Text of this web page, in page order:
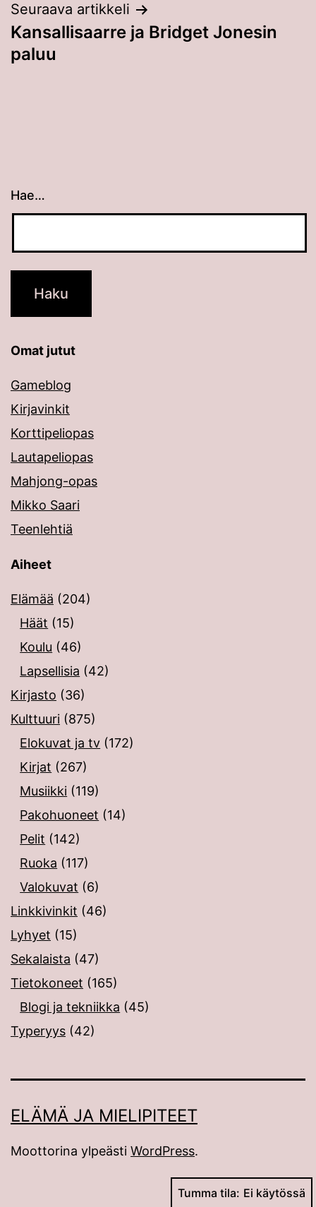
Seuraava artikkeli
Kansallisaarre ja Bridget Jonesin
paluu
Hae…
Kun tuloksia tulee, voit selata niitä
Omat jutut
Gameblog
Kirjavinkit
Korttipeliopas
Lautapeliopas
Mahjong-opas
Mikko Saari
Teenlehtiä
Aiheet
Elämää (204)
Häät (15)
Koulu (46)
Lapsellisia (42)
Kirjasto (36)
Kulttuuri (875)
Elokuvat ja tv (172)
Kirjat (267)
Musiikki (119)
Pakohuoneet (14)
Pelit (142)
Ruoka (117)
Valokuvat (6)
Linkkivinkit (46)
Lyhyet (15)
Sekalaista (47)
Tietokoneet (165)
Blogi ja tekniikka (45)
Typeryys (42)
ELÄMÄ JA MIELIPITEET
Moottorina ylpeästi WordPress.
Tumma tila: